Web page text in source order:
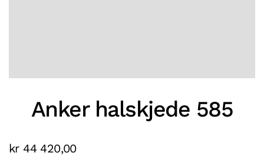
Anker halskjede 585
kr44 420,00